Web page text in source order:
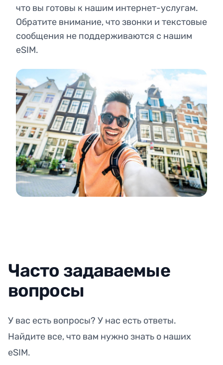
что вы готовы к нашим интернет-услугам.
Обратите внимание, что звонки и текстовые
сообщения не поддерживаются с нашим
eSIM.
Часто задаваемые
вопросы
У вас есть вопросы? У нас есть ответы.
Найдите все, что вам нужно знать о наших
eSIM.